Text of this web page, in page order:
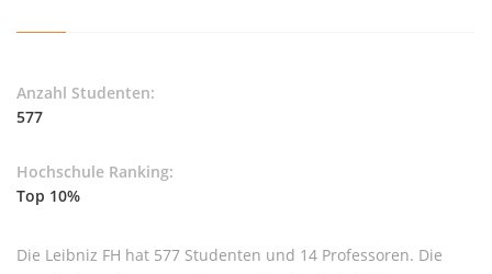
Anzahl Studenten:
577
Hochschule Ranking:
Top 10%
Die Leibniz FH hat 577 Studenten und 14 Professoren. Die